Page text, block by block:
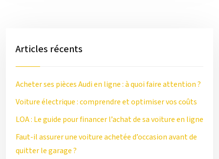
Articles récents
Acheter ses pièces Audi en ligne : à quoi faire attention ?
Voiture électrique : comprendre et optimiser vos coûts
LOA : Le guide pour financer l’achat de sa voiture en ligne
Faut-il assurer une voiture achetée d’occasion avant de
quitter le garage ?